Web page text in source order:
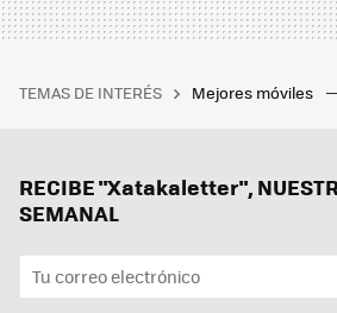
TEMAS DE INTERÉS Mejores móviles
RECIBE "Xatakaletter",
SEMANAL